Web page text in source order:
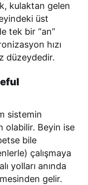
kulaktan gelen
üst
tek bir “an”
hızı
düzeydedir.
sistemin
olabilir. Beyin ise
bile
çalışmaya
yolları anında
gelir.